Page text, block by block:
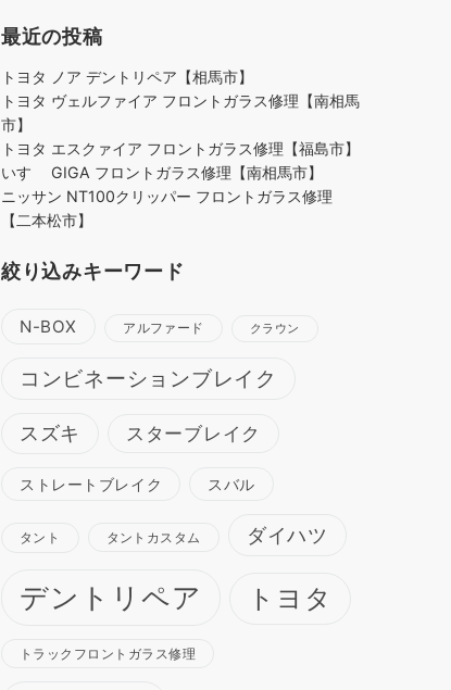
最近の投稿
トヨタ ノア デントリペア【相馬市】
トヨタ ヴェルファイア フロントガラス修理【南相馬
市】
トヨタ エスクァイア フロントガラス修理【福島市】
いすゞ GIGA フロントガラス修理【南相馬市】
ニッサン NT100クリッパー フロントガラス修理
【二本松市】
絞り込みキーワード
N-BOX アルファード クラウン
コンビネーションブレイク
スズキ スターブレイク
ストレートブレイク スバル
タント タントカスタム ダイハツ
デントリペア トヨタ
トラックフロントガラス修理